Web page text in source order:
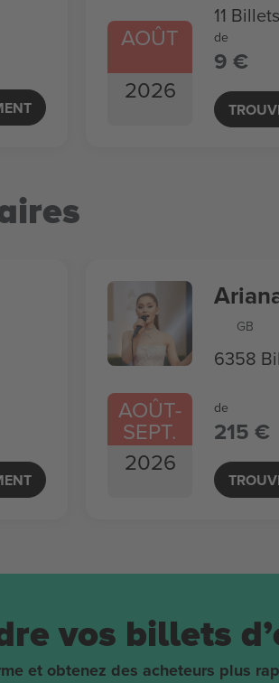
AOÛT
2026
11 Billets
de
9 €
AOÛT-
SEPT.
2026
GB
6358
de
215 €
vos billets
et obtenez des acheteurs plus